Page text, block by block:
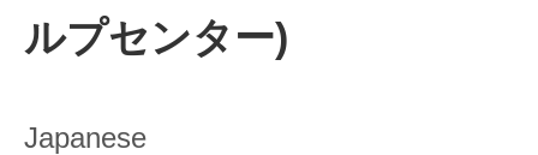
ルプセンター)
Japanese